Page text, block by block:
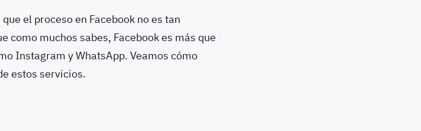
el proceso en Facebook no es tan
como muchos sabes, Facebook es más que
Instagram y WhatsApp. Veamos cómo
estos servicios.